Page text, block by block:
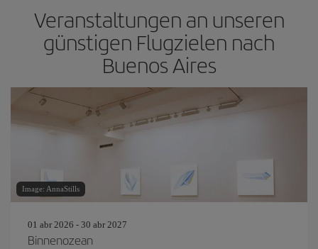
Veranstaltungen an unseren
günstigen Flugzielen nach
Buenos Aires
Image: AnnaStills
01 abr 2026 - 30 abr 2027
Binnenozean